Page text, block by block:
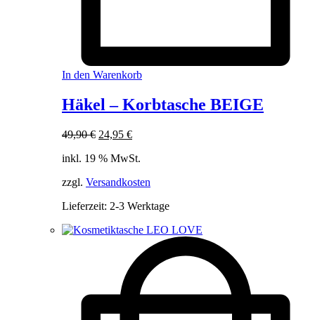
In den Warenkorb
Häkel – Korbtasche BEIGE
49,90€ Ursprünglicher
war:
24,95 €Aktueller
ist:
inkl. 19 % MwSt.
zzgl. Versandkosten
Lieferzeit: 2-3 Werktage